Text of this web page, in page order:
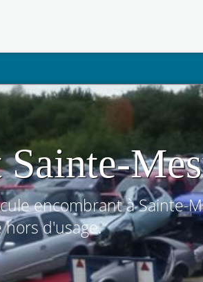
encombrant à
d'usage.